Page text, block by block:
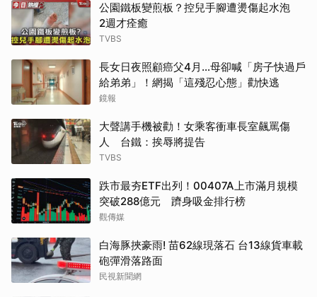
公園鐵板變煎板？控兒手腳遭燙傷起水泡
2週才痊癒
TVBS
長女日夜照顧癌父4月…母卻喊「房子快過戶
給弟弟」！網揭「這殘忍心態」勸快逃
鏡報
大聲講手機被勸！女乘客衝車長室飆罵傷
人 台鐵：挨辱將提告
TVBS
跌市最夯ETF出列！00407A上市滿月規模
突破288億元 躋身吸金排行榜
觀傳媒
白海豚挾豪雨! 苗62線現落石 台13線貨車載
砲彈滑落路面
民視新聞網